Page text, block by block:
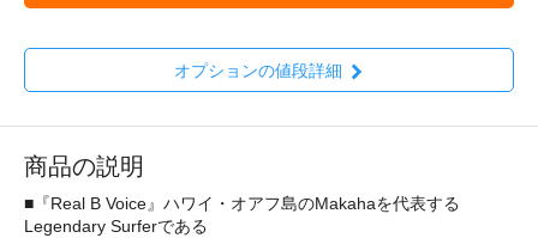
オプションの値段詳細
商品の説明
■『Real B Voice』ハワイ・オアフ島のMakahaを代表する
Legendary Surferである